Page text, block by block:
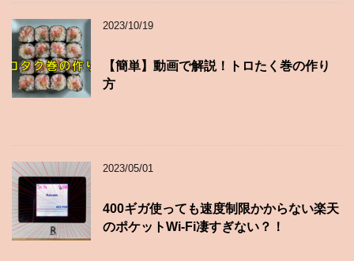
2023/10/19
【簡単】動画で解説！トロたく巻の作り
方
2023/05/01
400ギガ使っても速度制限かからない楽天
のポケットWi-Fi凄すぎない？！